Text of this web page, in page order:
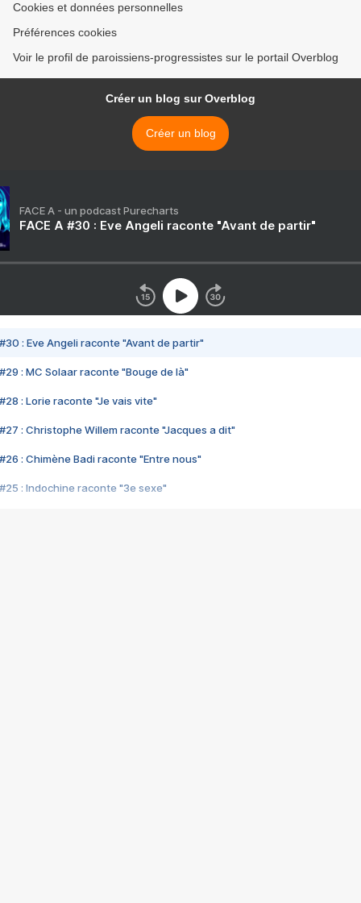
Cookies et données personnelles
Préférences cookies
Voir le profil de paroissiens-progressistes sur le portail Overblog
Créer un blog sur Overblog
Créer un blog
FACE A - un podcast Purecharts
FACE A #30 : Eve Angeli raconte "Avant de partir"
#30 : Eve Angeli raconte "Avant de partir"
#29 : MC Solaar raconte "Bouge de là"
#28 : Lorie raconte "Je vais vite"
#27 : Christophe Willem raconte "Jacques a dit"
#26 : Chimène Badi raconte "Entre nous"
#25 : Indochine raconte "3e sexe"